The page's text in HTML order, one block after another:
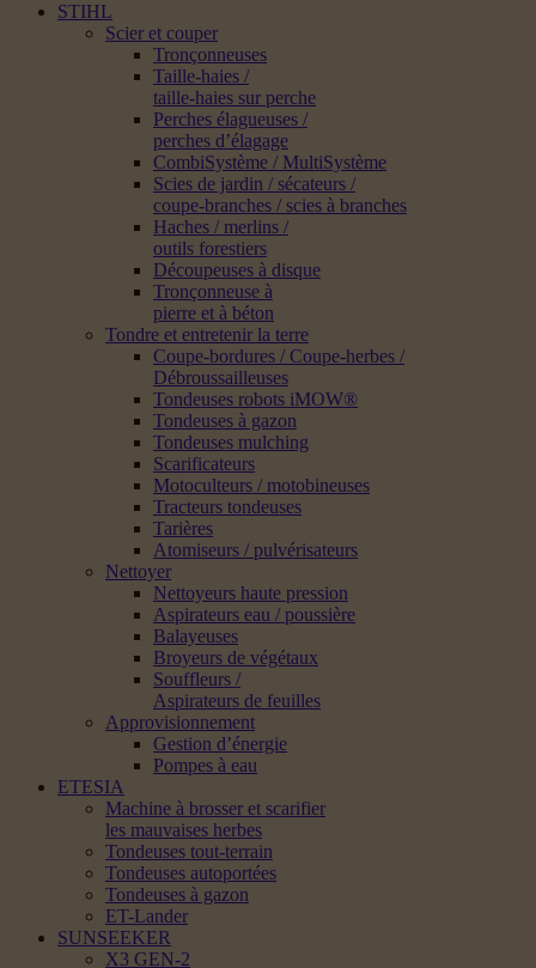
STIHL
Scier et couper
Tronçonneuses
Taille-haies /
taille-haies sur perche
Perches élagueuses /
perches d’élagage
CombiSystème / MultiSystème
Scies de jardin / sécateurs /
coupe-branches / scies à branches
Haches / merlins /
outils forestiers
Découpeuses à disque
Tronçonneuse à
pierre et à béton
Tondre et entretenir la terre
Coupe-bordures / Coupe-herbes /
Débroussailleuses
Tondeuses robots iMOW®
Tondeuses à gazon
Tondeuses mulching
Scarificateurs
Motoculteurs / motobineuses
Tracteurs tondeuses
Tarières
Atomiseurs / pulvérisateurs
Nettoyer
Nettoyeurs haute pression
Aspirateurs eau / poussière
Balayeuses
Broyeurs de végétaux
Souffleurs /
Aspirateurs de feuilles
Approvisionnement
Gestion d’énergie
Pompes à eau
ETESIA
Machine à brosser et scarifier
les mauvaises herbes
Tondeuses tout-terrain
Tondeuses autoportées
Tondeuses à gazon
ET-Lander
SUNSEEKER
X3 GEN-2